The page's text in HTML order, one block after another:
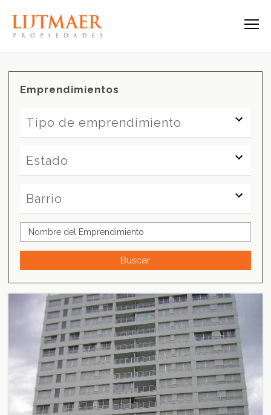
Emprendimientos
Tipo de emprendimiento
Estado
Barrio
Barrio